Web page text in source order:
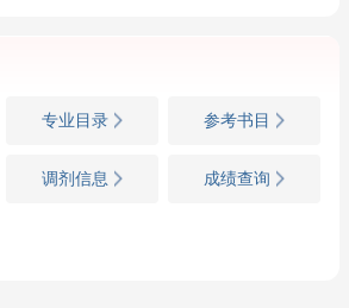
专业目录 参考书目
调剂信息 成绩查询